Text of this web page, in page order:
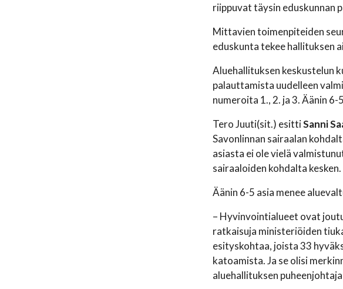
riippuvat täysin eduskunnan
Mittavien toimenpiteiden
eduskunta tekee hallituksen
Aluehallituksen keskustelun
palauttamista uudelleen
numeroita 1., 2. ja 3. Äänin
Tero Juuti(sit.) esittiSanni
Savonlinnan sairaalan
asiasta ei ole vielä
sairaaloiden kohdalta kesken.
Äänin 6-5 asia menee
– Hyvinvointialueet ovat
ratkaisuja ministeriöiden
esityskohtaa, joista 33
katoamista. Ja se olisi
aluehallituksen puheenjohtaja